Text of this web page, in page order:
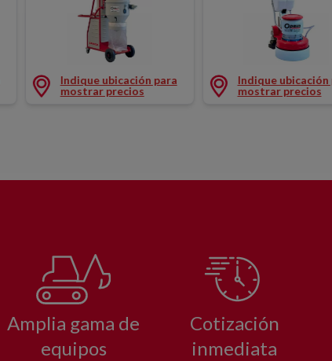
Indique ubicación para
mostrar precios
Indique ubicación
mostrar precios
Amplia gama de
equipos
Cotización
inmediata